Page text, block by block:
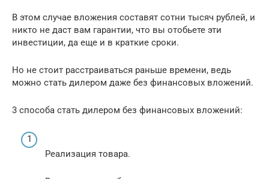
В этом случае вложения составят сотни тысяч рублей, и
никто не даст вам гарантии, что вы отобьете эти
инвестиции, да еще и в краткие сроки.
Но не стоит расстраиваться раньше времени, ведь
можно стать дилером даже без финансовых вложений.
3 способа стать дилером без финансовых вложений:
Реализация товара.